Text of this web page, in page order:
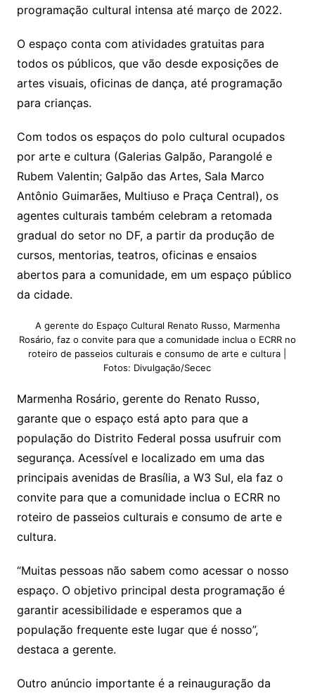
programação cultural intensa até março de 2022.
O espaço conta com atividades gratuitas para
todos os públicos, que vão desde exposições de
artes visuais, oficinas de dança, até programação
para crianças.
Com todos os espaços do polo cultural ocupados
por arte e cultura (Galerias Galpão, Parangolé e
Rubem Valentin; Galpão das Artes, Sala Marco
Antônio Guimarães, Multiuso e Praça Central), os
agentes culturais também celebram a retomada
gradual do setor no DF, a partir da produção de
cursos, mentorias, teatros, oficinas e ensaios
abertos para a comunidade, em um espaço público
da cidade.
A gerente do Espaço Cultural Renato Russo, Marmenha
Rosário, faz o convite para que a comunidade inclua o ECRR no
roteiro de passeios culturais e consumo de arte e cultura |
Fotos: Divulgação/Secec
Marmenha Rosário, gerente do Renato Russo,
garante que o espaço está apto para que a
população do Distrito Federal possa usufruir com
segurança. Acessível e localizado em uma das
principais avenidas de Brasília, a W3 Sul, ela faz o
convite para que a comunidade inclua o ECRR no
roteiro de passeios culturais e consumo de arte e
cultura.
“Muitas pessoas não sabem como acessar o nosso
espaço. O objetivo principal desta programação é
garantir acessibilidade e esperamos que a
população frequente este lugar que é nosso”,
destaca a gerente.
Outro anúncio importante é a reinauguração da